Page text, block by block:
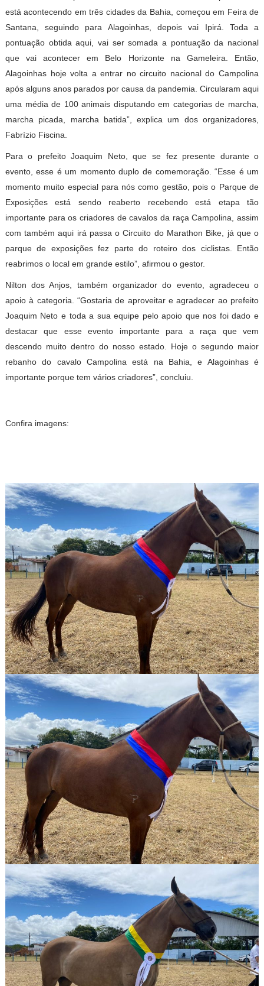
está acontecendo em três cidades da Bahia, começou em Feira de
Santana, seguindo para Alagoinhas, depois vai Ipirá. Toda a
pontuação obtida aqui, vai ser somada a pontuação da nacional
que vai acontecer em Belo Horizonte na Gameleira. Então,
Alagoinhas hoje volta a entrar no circuito nacional do Campolina
após alguns anos parados por causa da pandemia. Circularam aqui
uma média de 100 animais disputando em categorias de marcha,
marcha picada, marcha batida”, explica um dos organizadores,
Fabrízio Fiscina.
Para o prefeito Joaquim Neto, que se fez presente durante o
evento, esse é um momento duplo de comemoração. “Esse é um
momento muito especial para nós como gestão, pois o Parque de
Exposições está sendo reaberto recebendo está etapa tão
importante para os criadores de cavalos da raça Campolina, assim
com também aqui irá passa o Circuito do Marathon Bike, já que o
parque de exposições fez parte do roteiro dos ciclistas. Então
reabrimos o local em grande estilo”, afirmou o gestor.
Nilton dos Anjos, também organizador do evento, agradeceu o
apoio à categoria. “Gostaria de aproveitar e agradecer ao prefeito
Joaquim Neto e toda a sua equipe pelo apoio que nos foi dado e
destacar que esse evento importante para a raça que vem
descendo muito dentro do nosso estado. Hoje o segundo maior
rebanho do cavalo Campolina está na Bahia, e Alagoinhas é
importante porque tem vários criadores”, concluiu.
Confira imagens: